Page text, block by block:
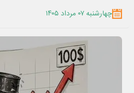
چهارشنبه ۰۷ مرداد ۱۴۰۵